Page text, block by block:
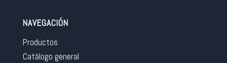
NAVEGACIÓN
Productos
Catálogo general